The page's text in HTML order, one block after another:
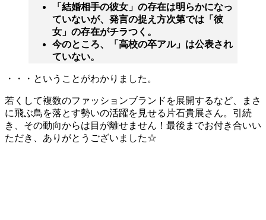
「結婚相手の彼女」の存在は明らかになっ
ていないが、発言の捉え方次第では「彼
女」の存在がチラつく。
今のところ、「高校の卒アル」は公表され
ていない。
・・・ということがわかりました。
若くして複数のファッションブランドを展開するなど、まさ
に飛ぶ鳥を落とす勢いの活躍を見せる片石貴展さん。引続
き、その動向からは目が離せません！最後までお付き合いい
ただき、ありがとうございました☆